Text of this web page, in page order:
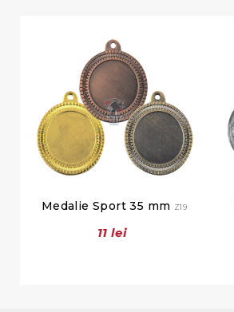
Medalie Sport 35 mm Z19
11 lei